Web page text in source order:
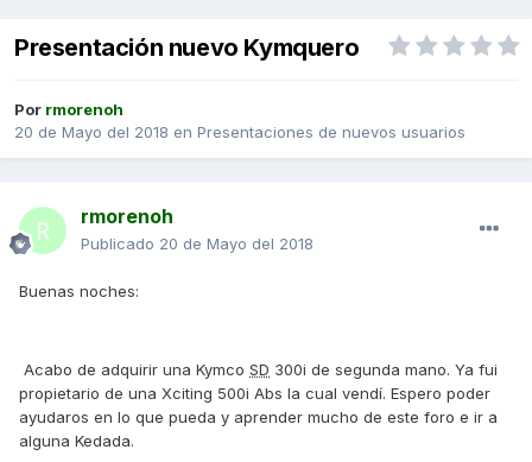
Presentación nuevo Kymquero
Por rmorenoh
20 de Mayo del 2018 en Presentaciones de nuevos usuarios
rmorenoh
Publicado 20 de Mayo del 2018
Buenas noches:
Acabo de adquirir una Kymco SD 300i de segunda mano. Ya fui
propietario de una Xciting 500i Abs la cual vendí. Espero poder
ayudaros en lo que pueda y aprender mucho de este foro e ir a
alguna Kedada.